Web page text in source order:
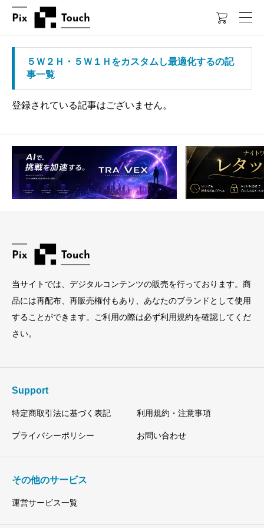

５Ｗ２Ｈ・５Ｗ１Ｈをカスタムし最適化するの記
事一覧
登録されている記事はございません。
当サイトでは、デジタルコンテンツの販売を行っております。商
品には再配布、再販売権付もあり、あなたのブランドとして使用
することができます。ご利用の際は必ず利用規約を確認してくだ
さい。
Support
特定商取引法に基づく表記 利用規約・注意事項
プライバシーポリシー お問い合わせ
その他のサービス
運営サービス一覧